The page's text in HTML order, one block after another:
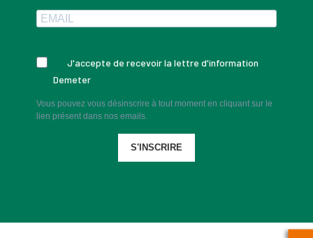
J'accepte de recevoir la lettre d'information
Demeter
Vous pouvez vous désinscrire à tout moment en cliquant sur le
lien présent dans nos emails.
S'INSCRIRE